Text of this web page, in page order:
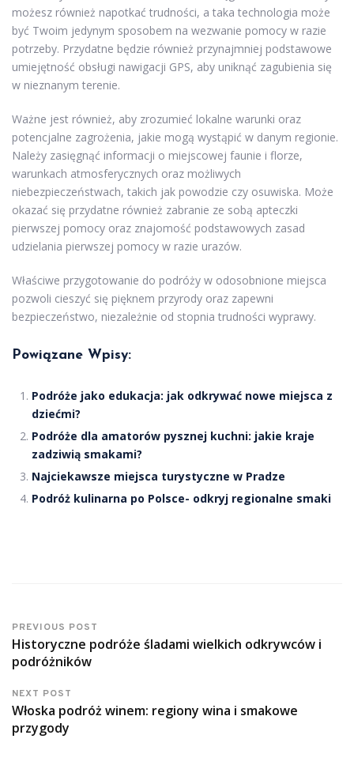
możesz również napotkać trudności, a taka technologia może
być Twoim jedynym sposobem na wezwanie pomocy w razie
potrzeby. Przydatne będzie również przynajmniej podstawowe
umiejętność obsługi nawigacji GPS, aby uniknąć zagubienia się
w nieznanym terenie.
Ważne jest również, aby zrozumieć lokalne warunki oraz
potencjalne zagrożenia, jakie mogą wystąpić w danym regionie.
Należy zasięgnąć informacji o miejscowej faunie i florze,
warunkach atmosferycznych oraz możliwych
niebezpieczeństwach, takich jak powodzie czy osuwiska. Może
okazać się przydatne również zabranie ze sobą apteczki
pierwszej pomocy oraz znajomość podstawowych zasad
udzielania pierwszej pomocy w razie urazów.
Właściwe przygotowanie do podróży w odosobnione miejsca
pozwoli cieszyć się pięknem przyrody oraz zapewni
bezpieczeństwo, niezależnie od stopnia trudności wyprawy.
Powiązane Wpisy:
Podróże jako edukacja: jak odkrywać nowe miejsca z
dziećmi?
Podróże dla amatorów pysznej kuchni: jakie kraje
zadziwią smakami?
Najciekawsze miejsca turystyczne w Pradze
Podróż kulinarna po Polsce- odkryj regionalne smaki
PREVIOUS POST
Historyczne podróże śladami wielkich odkrywców i
podróżników
NEXT POST
Włoska podróż winem: regiony wina i smakowe
przygody